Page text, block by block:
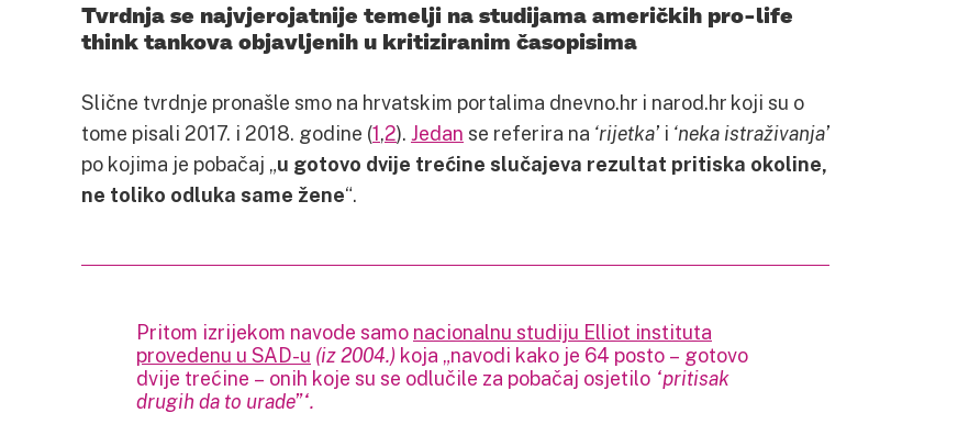
Tvrdnja se najvjerojatnije temelji na studijama američkih pro-life
think tankova objavljenih u kritiziranim časopisima
Slične tvrdnje pronašle smo na hrvatskim portalima dnevno.hr i narod.hr koji su o
tome pisali 2017. i 2018. godine (1,2). Jedan se referira na ‘rijetka’ i ‘neka istraživanja’
po kojima je pobačaj „u gotovo dvije trećine slučajeva rezultat pritiska okoline,
ne toliko odluka same žene“.
Pritom izrijekom navode samo nacionalnu studiju Elliot instituta
provedenu u SAD-u (iz 2004.) koja „navodi kako je 64 posto – gotovo
dvije trećine – onih koje su se odlučile za pobačaj osjetilo “pritisak
drugih da to urade”“.